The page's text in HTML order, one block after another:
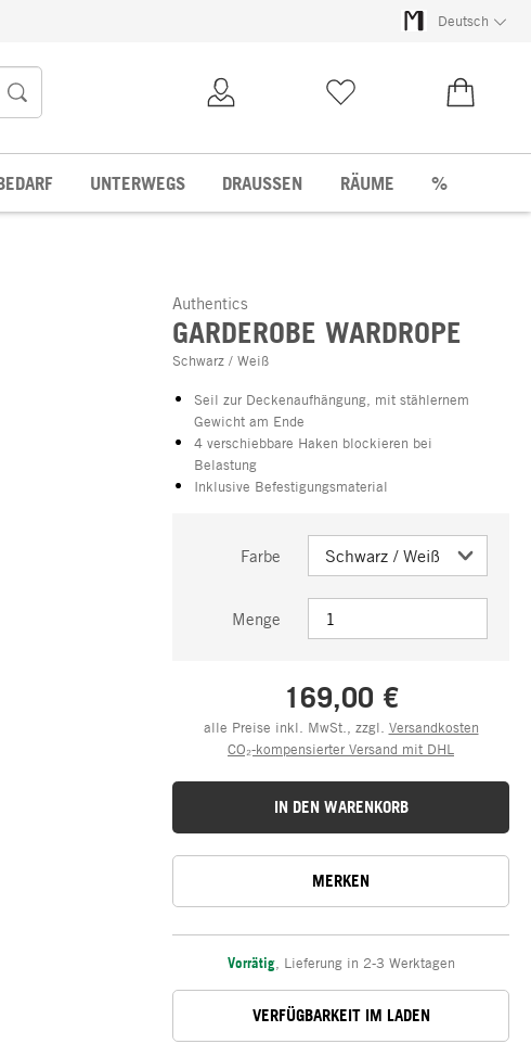
Deutsch
UNTERWEGS DRAUSSEN RÄUME %
Authentics
GARDEROBE WARDROPE
Schwarz / Weiß
Seil zur Deckenaufhängung, mit stählernem
Gewicht am Ende
4 verschiebbare Haken blockieren bei
Belastung
Inklusive Befestigungsmaterial
Farbe
Menge
169,00 €
alle Preise inkl. MwSt., zzgl. Versandkosten
CO₂-kompensierter Versand mit DHL
IN DEN WARENKORB
MERKEN
Vorrätig, Lieferung in 2-3 Werktagen
VERFÜGBARKEIT IM LADEN